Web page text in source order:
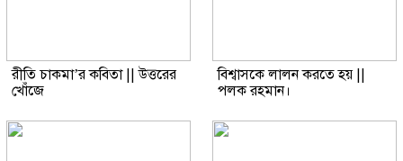
রীতি চাকমা’র কবিতা || উত্তরের
খোঁজে
বিশ্বাসকে লালন করতে হয় ||
পলক রহমান।